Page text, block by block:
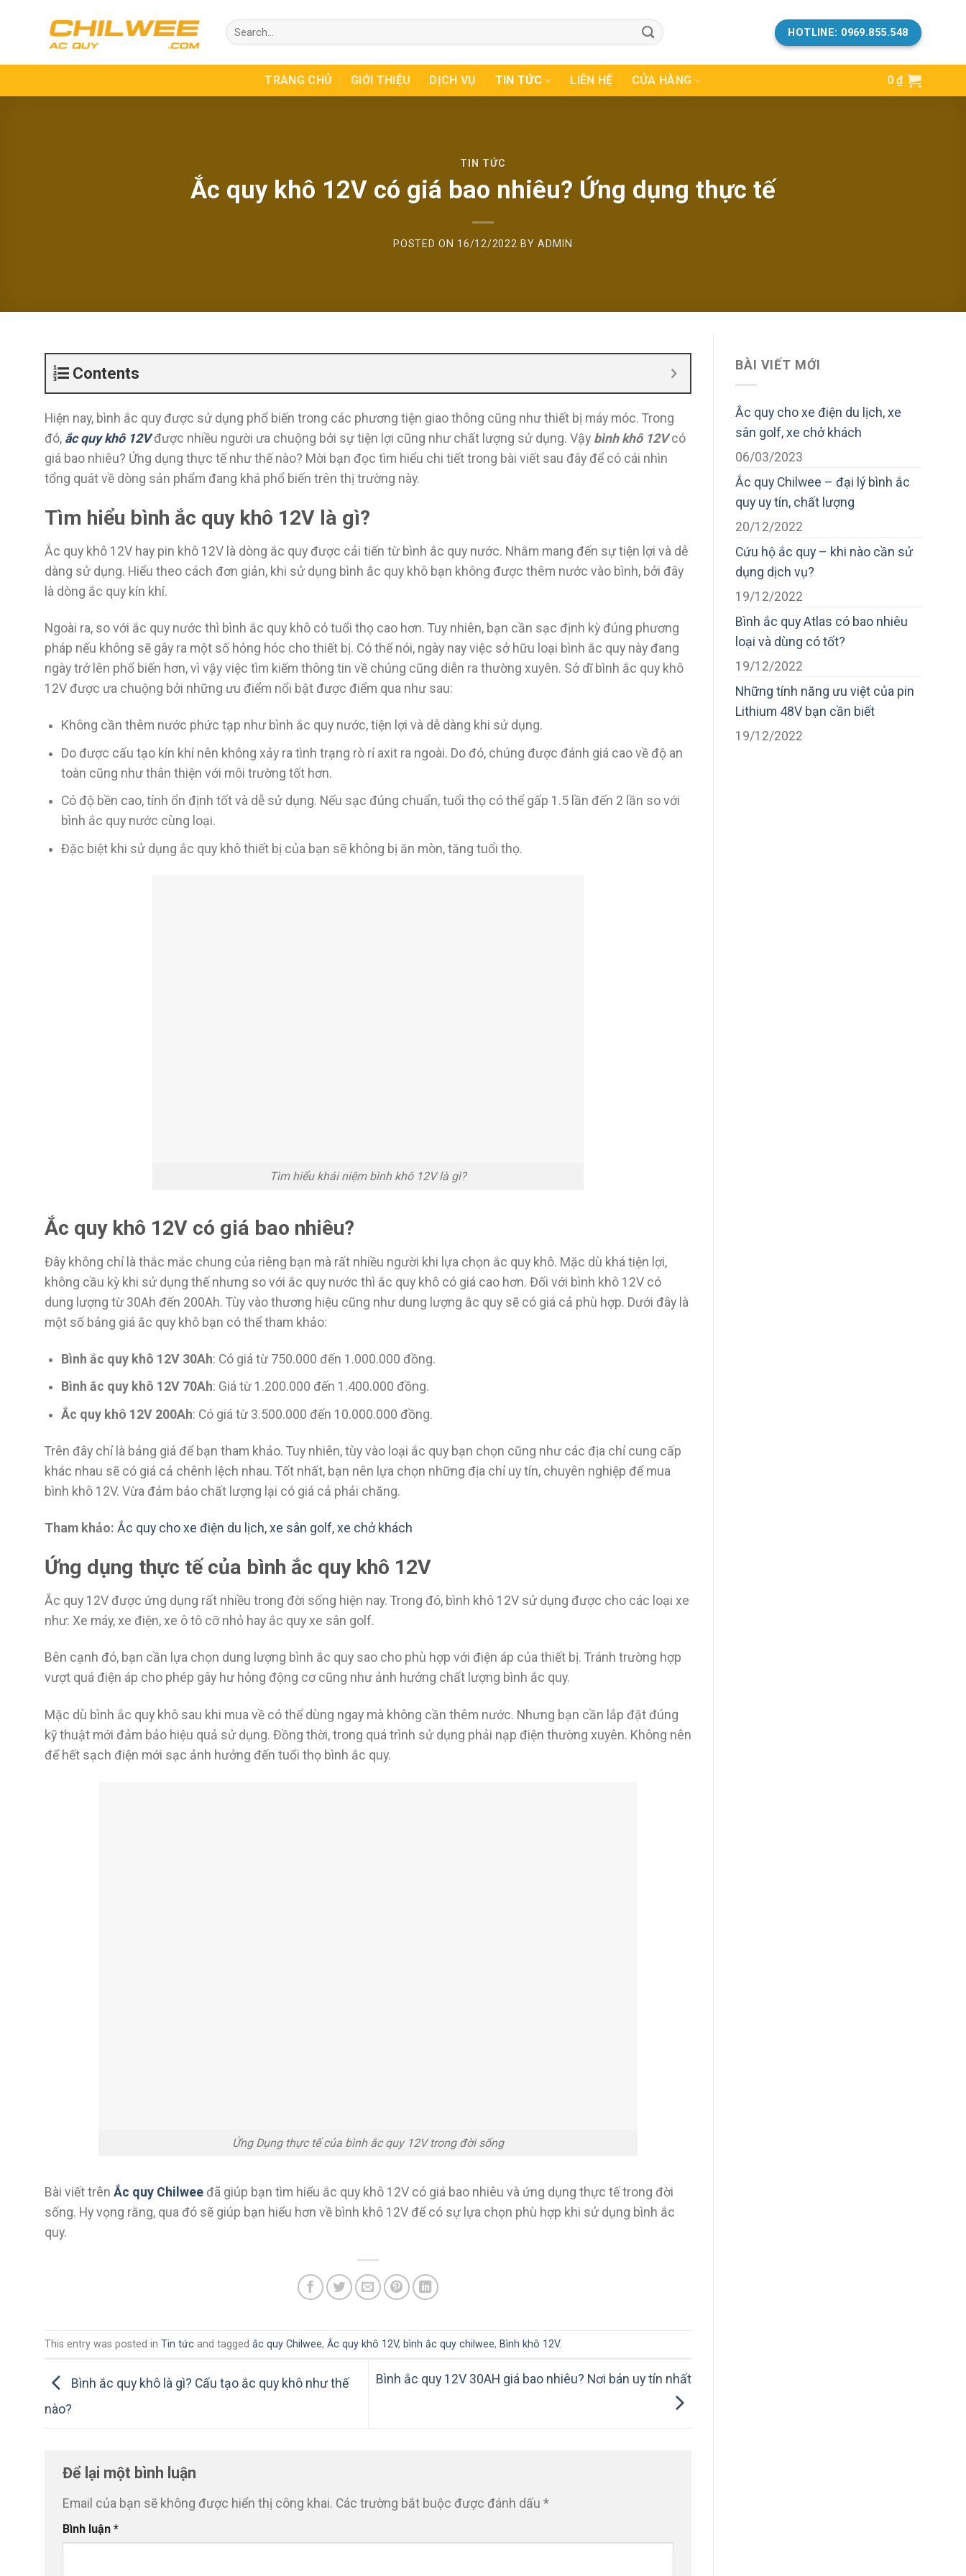
Search
for:
HOTLINE: 0969.855.548
TRANG CHỦ GIỚI THIỆU DỊCH VỤ TIN TỨC LIÊN HỆ CỬA HÀNG 0₫
TIN TỨC
Ắc quy khô 12V có giá bao nhiêu? Ứng dụng thực tế
POSTED ON 16/12/2022 BYADMIN
Contents
Hiện nay, bình ắc quy được sử dụng phổ biến trong các phương tiện giao thông cũng như thiết bị máy móc. Trong
đó, ắc quy khô 12V được nhiều người ưa chuộng bởi sự tiện lợi cũng như chất lượng sử dụng. Vậy bình khô 12Vcó
giá bao nhiêu? Ứng dụng thực tế như thế nào? Mời bạn đọc tìm hiểu chi tiết trong bài viết sau đây để có cái nhìn
tổng quát về dòng sản phẩm đang khá phổ biến trên thị trường này.
Tìm hiểu bình ắc quy khô 12V là gì?
Ắc quy khô 12V hay pin khô 12V là dòng ắc quy được cải tiến từ bình ắc quy nước. Nhằm mang đến sự tiện lợi và dễ
dàng sử dụng. Hiểu theo cách đơn giản, khi sử dụng bình ắc quy khô bạn không được thêm nước vào bình, bởi đây
là dòng ắc quy kín khí.
Ngoài ra, so với ắc quy nước thì bình ắc quy khô có tuổi thọ cao hơn. Tuy nhiên, bạn cần sạc định kỳ đúng phương
pháp nếu không sẽ gây ra một số hỏng hóc cho thiết bị. Có thể nói, ngày nay việc sở hữu loại bình ắc quy này đang
ngày trở lên phổ biến hơn, vì vậy việc tìm kiếm thông tin về chúng cũng diễn ra thường xuyên. Sở dĩ bình ắc quy khô
12V được ưa chuộng bởi những ưu điểm nổi bật được điểm qua như sau:
Không cần thêm nước phức tạp như bình ắc quy nước, tiện lợi và dễ dàng khi sử dụng.
Do được cấu tạo kín khí nên không xảy ra tình trạng rò rỉ axit ra ngoài. Do đó, chúng được đánh giá cao về độ an
toàn cũng như thân thiện với môi trường tốt hơn.
Có độ bền cao, tính ổn định tốt và dễ sử dụng. Nếu sạc đúng chuẩn, tuổi thọ có thể gấp 1.5 lần đến 2 lần so với
bình ắc quy nước cùng loại.
Đặc biệt khi sử dụng ắc quy khô thiết bị của bạn sẽ không bị ăn mòn, tăng tuổi thọ.
Tìm hiểu khái niệm bình khô 12V là gì?
Ắc quy khô 12V có giá bao nhiêu?
Đây không chỉ là thắc mắc chung của riêng bạn mà rất nhiều người khi lựa chọn ắc quy khô. Mặc dù khá tiện lợi,
không cầu kỳ khi sử dụng thế nhưng so với ắc quy nước thì ắc quy khô có giá cao hơn. Đối với bình khô 12V có
dung lượng từ 30Ah đến 200Ah. Tùy vào thương hiệu cũng như dung lượng ắc quy sẽ có giá cả phù hợp. Dưới đây là
một số bảng giá ắc quy khô bạn có thể tham khảo:
Bình ắc quy khô 12V 30Ah: Có giá từ 750.000 đến 1.000.000 đồng.
Bình ắc quy khô 12V 70Ah: Giá từ 1.200.000 đến 1.400.000 đồng.
Ắc quy khô 12V 200Ah: Có giá từ 3.500.000 đến 10.000.000 đồng.
Trên đây chỉ là bảng giá để bạn tham khảo. Tuy nhiên, tùy vào loại ắc quy bạn chọn cũng như các địa chỉ cung cấp
khác nhau sẽ có giá cả chênh lệch nhau. Tốt nhất, bạn nên lựa chọn những địa chỉ uy tín, chuyên nghiệp để mua
bình khô 12V. Vừa đảm bảo chất lượng lại có giá cả phải chăng.
Tham khảo: Ắc quy cho xe điện du lịch, xe sân golf, xe chở khách
Ứng dụng thực tế của bình ắc quy khô 12V
Ắc quy 12V được ứng dụng rất nhiều trong đời sống hiện nay. Trong đó, bình khô 12V sử dụng được cho các loại xe
như: Xe máy, xe điện, xe ô tô cỡ nhỏ hay ắc quy xe sân golf.
Bên cạnh đó, bạn cần lựa chọn dung lượng bình ắc quy sao cho phù hợp với điện áp của thiết bị. Tránh trường hợp
vượt quá điện áp cho phép gây hư hỏng động cơ cũng như ảnh hưởng chất lượng bình ắc quy.
Mặc dù bình ắc quy khô sau khi mua về có thể dùng ngay mà không cần thêm nước. Nhưng bạn cần lắp đặt đúng
kỹ thuật mới đảm bảo hiệu quả sử dụng. Đồng thời, trong quá trình sử dụng phải nạp điện thường xuyên. Không nên
để hết sạch điện mới sạc ảnh hưởng đến tuổi thọ bình ắc quy.
Ứng Dụng thực tế của bình ắc quy 12V trong đời sống
Bài viết trên Ắc quy Chilwee đã giúp bạn tìm hiểu ắc quy khô 12V có giá bao nhiêu và ứng dụng thực tế trong đời
sống. Hy vọng rằng, qua đó sẽ giúp bạn hiểu hơn về bình khô 12V để có sự lựa chọn phù hợp khi sử dụng bình ắc
quy.
This entry was posted in Tin tức and tagged ắc quy Chilwee, Ắc quy khô 12V, bình ắc quy chilwee, Bình khô 12V.
Bình ắc quy khô là gì? Cấu tạo ắc quy khô như thế
nào?
Bình ắc quy 12V 30AH giá bao nhiêu? Nơi bán uy tín nhất
Để lại một bình luận
Email của bạn sẽ không được hiển thị công khai. Các trường bắt buộc được đánh dấu *
Bình luận *
BÀI VIẾT MỚI
Ắc quy cho xe điện du lịch, xe
sân golf, xe chở khách
06/03/2023
Ắc quy Chilwee – đại lý bình ắc
quy uy tín, chất lượng
20/12/2022
Cứu hộ ắc quy – khi nào cần sử
dụng dịch vụ?
19/12/2022
Bình ắc quy Atlas có bao nhiêu
loại và dùng có tốt?
19/12/2022
Những tính năng ưu việt của pin
Lithium 48V bạn cần biết
19/12/2022